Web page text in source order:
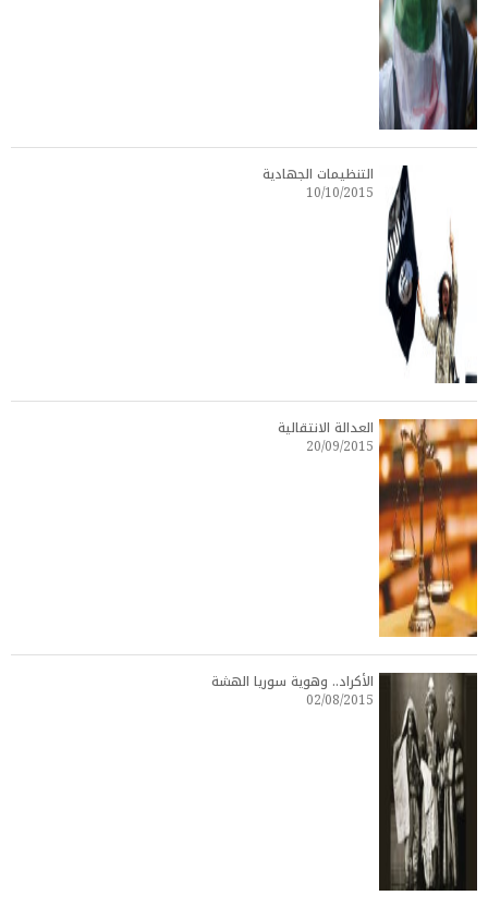
التنظيمات الجهادية
10/10/2015
العدالة الانتقالية
20/09/2015
الأكراد.. وهوية سوريا الهشة
02/08/2015